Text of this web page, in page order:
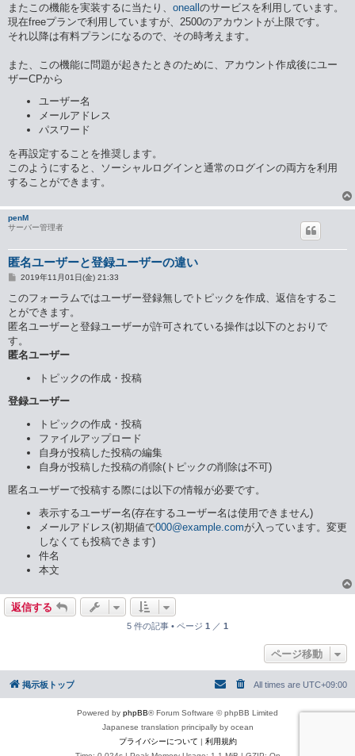
またこの機能を実装するに当たり、 oneall のサービスを利用しています。
現在freeプランで利用していますが、2500のアカウントが上限です。
それ以降は有料プランになるので、その時考えます。
また、この機能に問題が起きたときのために、アカウント作成後にユー
ザーCPから
ユーザー名
メールアドレス
パスワード
を再設定することを推奨します。
このようにすると、ソーシャルログインと通常のログインの両方を利用
することができます。
penM
サーバー管理者
匿名ユーザーと登録ユーザーの違い
投
記
事
2019年11月01日(金) 21:33
このフォーラムではユーザー登録無しでトピックを作成、返信をするこ
とができます。
匿名ユーザーと登録ユーザーが許可されている操作は以下のとおりで
す。
匿名ユーザー
トピックの作成・投稿
登録ユーザー
トピックの作成・投稿
ファイルアップロード
自身が投稿した投稿の編集
自身が投稿した投稿の削除(トピックの削除は不可)
匿名ユーザーで投稿する際には以下の情報が必要です。
表示するユーザー名(存在するユーザー名は使用できません)
メールアドレス(初期値で000@example.comが入っています。変更
しなくても投稿できます)
件名
本文
返信する
5 件の記事 • ページ 1 ／ 1
ページ移動
掲示板トップ All times are UTC+09:00
Powered by phpBB® Forum Software © phpBB Limited
Japanese translation principally by ocean
プライバシーについて | 利用規約